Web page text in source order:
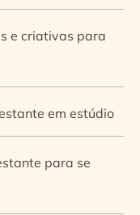
e criativas para
em estúdio
para se